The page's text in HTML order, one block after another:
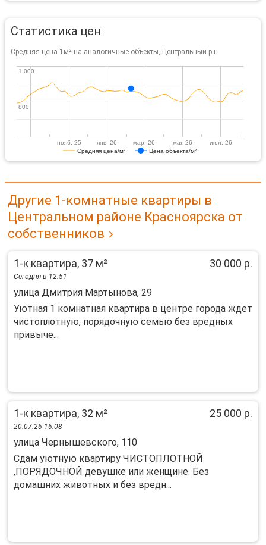
Статистика цен
Средняя цена 1м² на аналогичные объекты, Центральный р-н
Средняя цена/м² Цена объекта/м²
нояб. 25 янв. 26 мар. 26 мая 26 июл. 26
800
800
1 000
1 000
Другие 1-комнатные квартиры в
Центральном районе Красноярска от
собственников
1-к квартира, 37 м² 30 000 р.
Сегодня в 12:51
улица Дмитрия Мартынова, 29
Уютная 1 комнатная квартира в центре города ждет
чистоплотную, порядочную семью без вредных
привыче...
1-к квартира, 32 м² 25 000 р.
20.07.26 16:08
улица Чернышевского, 110
Сдам уютную квартиру ЧИСТОПЛОТНОЙ
,ПОРЯДОЧНОЙ девушке или женщине. Без
домашних животных и без вредн...